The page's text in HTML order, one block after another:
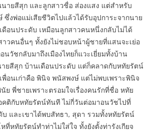
ายสีสุก และลูกสาวชื่อ ส่องแสง แต่สำหรับ
งพ่อแม่เสียชีวิตไปแล้วได้รับอุปการะจากนาย
ดือนประดับ เหมือนลูกสาวคนหนึ่งกลับไม่ได้
วคนอื่นๆ ทั้งยังไม่ชอบหน้าผู้ชายที่แสนจะเย่อ
นวัชกลับมาถึงเมืองไทยก็แวะเยี่ยมทั้งบ้าน
สีสุก บ้านเดือนประดับ แต่ก็คลาดกับหทัยรัตน์
พื่อนเก่าคือ พินิจ พนัสพงษ์ แต่ไม่พบเพราะพินิจ
ย พี่ชายเพราะตรอมใจเรื่องคนรักที่ชื่อ หทัย
ติกับหทัยรัตน์ทันที ไม่กี่วันต่อมาอนวัชไปที่
และเขาได้พบสัทธา, สุดา รวมทั้งหทัยรัตน์
ที่หทัยรัตน์ทำท่าไม่ใส่ใจ ทั้งยังตั้งท่ารังเกียจ